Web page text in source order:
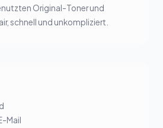
Original-Toner und
schnell und unkompliziert.
Mail